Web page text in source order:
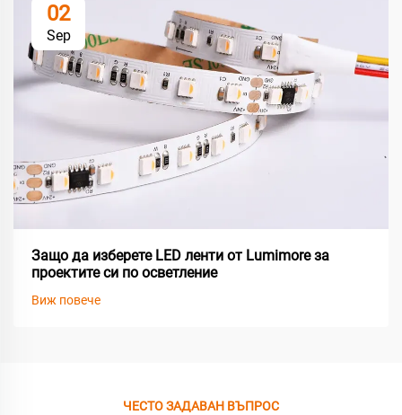
02
Sep
Защо да изберете LED ленти от Lumimore за
проектите си по осветление
Виж повече
ЧЕСТО ЗАДАВАН ВЪПРОС